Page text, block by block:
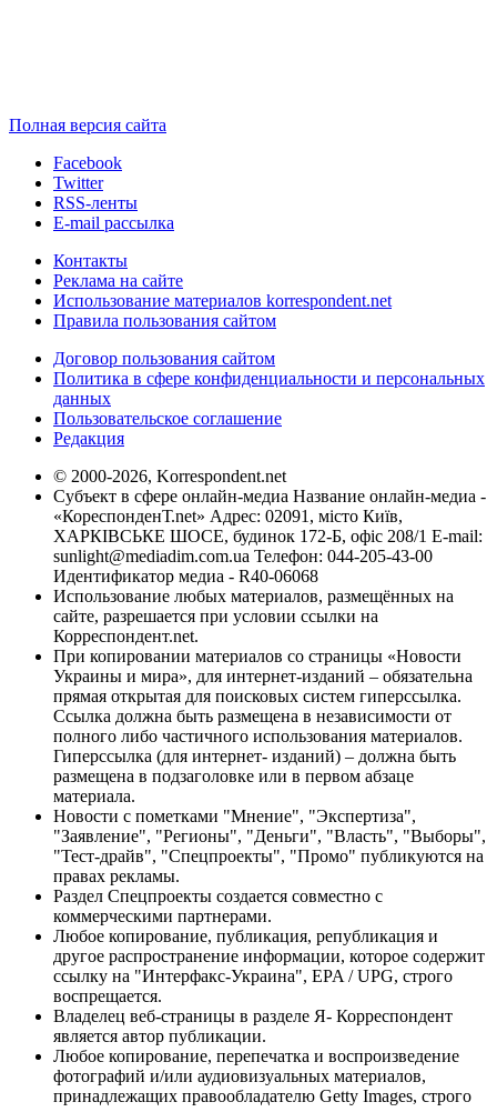
Полная версия сайта
Facebook
Twitter
RSS-ленты
E-mail рассылка
Контакты
Реклама на сайте
Использование материалов korrespondent.net
Правила пользования сайтом
Договор пользования сайтом
Политика в сфере конфиденциальности и персональных
данных
Пользовательское соглашение
Редакция
© 2000-2026, Korrespondent.net
Субъект в сфере онлайн-медиа Название онлайн-медиа -
«КореспонденТ.net» Адрес: 02091, місто Київ,
ХАРКІВСЬКЕ ШОСЕ, будинок 172-Б, офіс 208/1 E-mail:
sunlight@mediadim.com.ua Телефон: 044-205-43-00
Идентификатор медиа - R40-06068
Использование любых материалов, размещённых на
сайте, разрешается при условии ссылки на
Корреспондент.net.
При копировании материалов со страницы «Новости
Украины и мира», для интернет-изданий – обязательна
прямая открытая для поисковых систем гиперссылка.
Ссылка должна быть размещена в независимости от
полного либо частичного использования материалов.
Гиперссылка (для интернет- изданий) – должна быть
размещена в подзаголовке или в первом абзаце
материала.
Новости с пометками "Мнение", "Экспертиза",
"Заявление", "Регионы", "Деньги", "Власть", "Выборы",
"Тест-драйв", "Спецпроекты", "Промо" публикуются на
правах рекламы.
Раздел Спецпроекты создается совместно с
коммерческими партнерами.
Любое копирование, публикация, републикация и
другое распространение информации, которое содержит
ссылку на "Интерфакс-Украина", EPA / UPG, строго
воспрещается.
Владелец веб-страницы в разделе Я- Корреспондент
является автор публикации.
Любое копирование, перепечатка и воспроизведение
фотографий и/или аудиовизуальных материалов,
принадлежащих правообладателю Getty Images, строго